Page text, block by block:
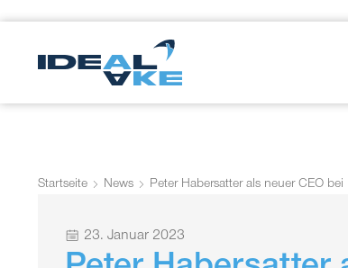
Startseite News Peter Habersatter als neuer CEO bei
23. Januar 2023